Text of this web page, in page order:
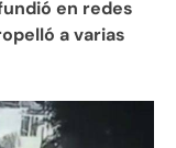
en redes
a varias